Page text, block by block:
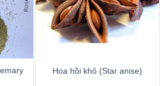
Hoa hồi khô (Star anise)